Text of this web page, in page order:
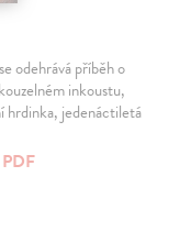
odehrává příběh o
inkoustu,
hrdinka, jedenáctiletá
PDF